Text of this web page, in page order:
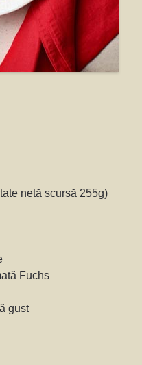
netă scursă 255g)
Fuchs
gust